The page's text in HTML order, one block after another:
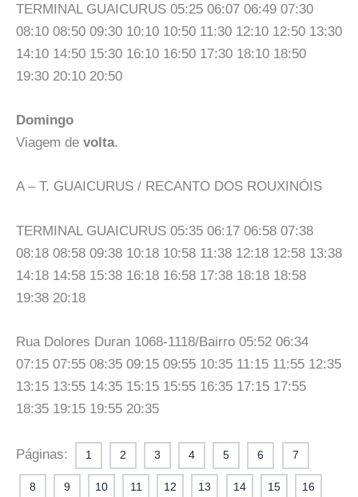
TERMINAL GUAICURUS 05:25 06:07 06:49 07:30
08:10 08:50 09:30 10:10 10:50 11:30 12:10 12:50 13:30
14:10 14:50 15:30 16:10 16:50 17:30 18:10 18:50
19:30 20:10 20:50
Domingo
Viagem de volta.
A – T. GUAICURUS / RECANTO DOS ROUXINÓIS
TERMINAL GUAICURUS 05:35 06:17 06:58 07:38
08:18 08:58 09:38 10:18 10:58 11:38 12:18 12:58 13:38
14:18 14:58 15:38 16:18 16:58 17:38 18:18 18:58
19:38 20:18
Rua Dolores Duran 1068-1118/Bairro 05:52 06:34
07:15 07:55 08:35 09:15 09:55 10:35 11:15 11:55 12:35
13:15 13:55 14:35 15:15 15:55 16:35 17:15 17:55
18:35 19:15 19:55 20:35
Páginas: 1 2 3 4 5 6 7
8 9 10 11 12 13 14 15 16